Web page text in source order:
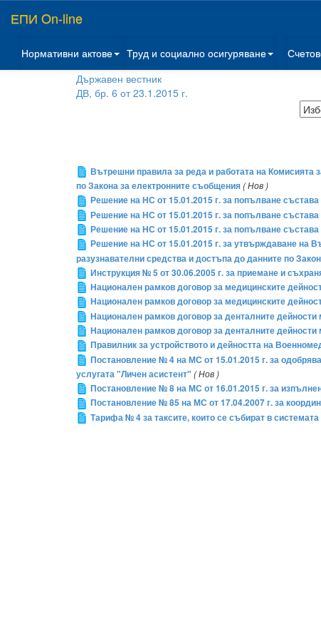
ЕПИ On-line
Нормативни актове Труд и социално осигуряване
Държавен вестник
ДВ, бр. 6 от 23.1.2015 г.
Вътрешни правила за реда и работата на Комисията
по Закона за електронните съобщения( Нов )
Решение на НС от 15.01.2015 г. за попълване
Решение на НС от 15.01.2015 г. за попълване
Решение на НС от 15.01.2015 г. за попълване
Решение на НС от 15.01.2015 г. за утвърждаване на
разузнавателни средства и достъпа до данните по
Инструкция № 5 от 30.06.2005 г. за приемане и
Национален рамков договор за медицинските
Национален рамков договор за медицинските
Национален рамков договор за денталните
Национален рамков договор за денталните
Правилник за устройството и дейността на
Постановление № 4 на МС от 15.01.2015 г. за
услугата "Личен асистент" ( Нов )
Постановление № 8 на МС от 16.01.2015 г. за
Постановление № 85 на МС от 17.04.2007 г. за
Тарифа № 4 за таксите, които се събират в